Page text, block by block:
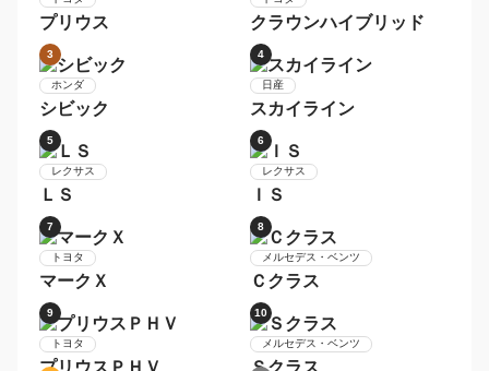
9
レクサス
ＮＸ
10
トヨタ
ランドクルーザープラド
1
トヨタ
プリウス
2
トヨタ
クラウンハイブリッド